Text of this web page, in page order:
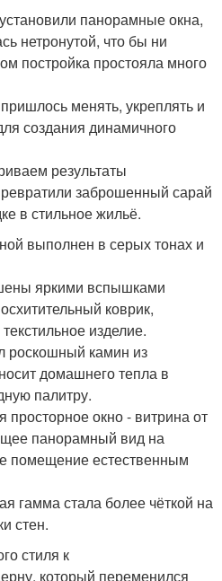
панорамные окна,
нетронутой, что бы ни
постройка простояла много
менять, укреплять и
создания динамичного
результаты
заброшенный сарай
в стильное жильё.
выполнен в серых тонах и
яркими вспышками
коврик,
изделие.
роскошный камин из
домашнего тепла в
палитру.
просторное окно - витрина от
панорамный вид на
помещение естественным
гамма стала более чёткой на
стен.
стиля к
который переменился